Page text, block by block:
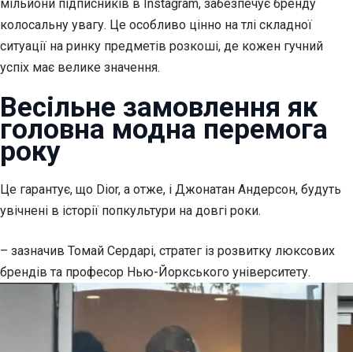
мільйони підписників в Instagram, забезпечує бренду
колосальну увагу. Це особливо цінно на тлі складної
ситуації на ринку предметів розкоші, де кожен гучний
успіх має велике значення.
Весільне замовлення як
головна модна перемога
року
Це гарантує, що Dior, а отже, і Джонатан Андерсон, будуть
увічнені в історії попкультури на довгі роки.
– зазначив Томай Сердарі, стратег із розвитку люксових
брендів та професор Нью-Йоркського університету.